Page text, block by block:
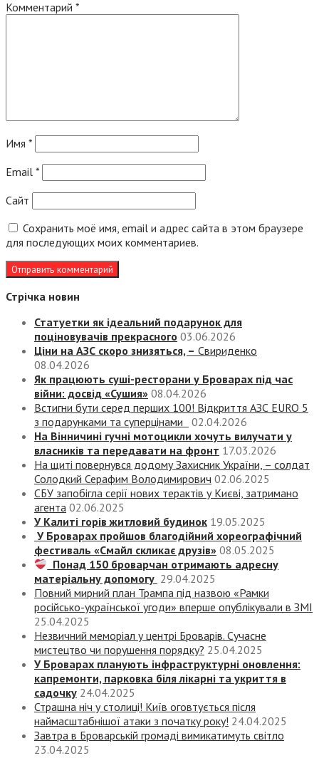
Комментарий *
Имя *
Email *
Сайт
Сохранить моё имя, email и адрес сайта в этом браузере
для последующих моих комментариев.
Стрічка новин
Статуетки як ідеальний подарунок для
поціновувачів прекрасного 03.06.2026
Ціни на АЗС скоро знизяться, – Свириденко
08.04.2026
Як працюють суші-ресторани у Броварах під час
війни: досвід «Сушия» 08.04.2026
Встигни бути серед перших 100! Відкриття АЗС EURO 5
з подарунками та суперцінами
02.04.2026
На Вінничині гучні мотоцикли хочуть вилучати у
власників та передавати на фронт 17.03.2026
На щиті повернувся додому Захисник України, – солдат
Солодкий Серафим Володимирович 02.06.2025
СБУ запобігла серії нових терактів у Києві, затримано
агента 02.06.2025
У Калиті горів житловий будинок 19.05.2025
У Броварах пройшов благодійний хореографічний
фестиваль «Смайл скликає друзів» 08.05.2025
Понад 150 броварчан отримають адресну
матеріальну допомогу 29.04.2025
Повний мирний план Трампа під назвою «‎Рамки
російсько-української угоди» вперше опублікували в ЗМІ
25.04.2025
Незвичний меморіал у центрі Броварів. Сучасне
мистецтво чи порушення порядку? 25.04.2025
У Броварах планують інфраструктурні оновлення:
капремонти, парковка біля лікарні та укриття в
садочку 24.04.2025
Страшна ніч у столиці! Київ оговтується після
наймасштабнішої атаки з початку року! 24.04.2025
Завтра в Броварській громаді вимикатимуть світло
23.04.2025